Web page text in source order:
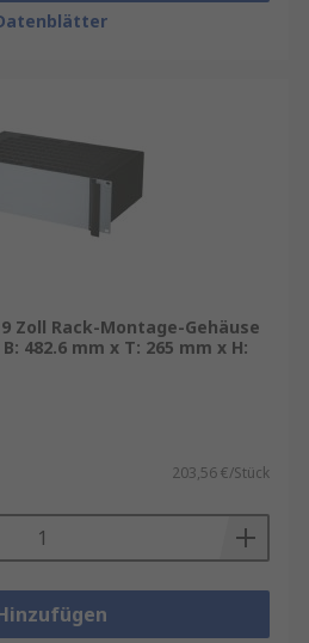
Zoll Rack-Montage-Gehäuse
482.6 mm x T: 265 mm x H:
203,56 €/Stück